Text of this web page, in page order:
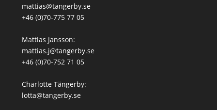
mattias@tangerby.se
+46 (0)70-775 77 05
Mattias Jansson:
mattias.j@tangerby.se
+46 (0)70-752 71 05
Charlotte Tängerby:
lotta@tangerby.se